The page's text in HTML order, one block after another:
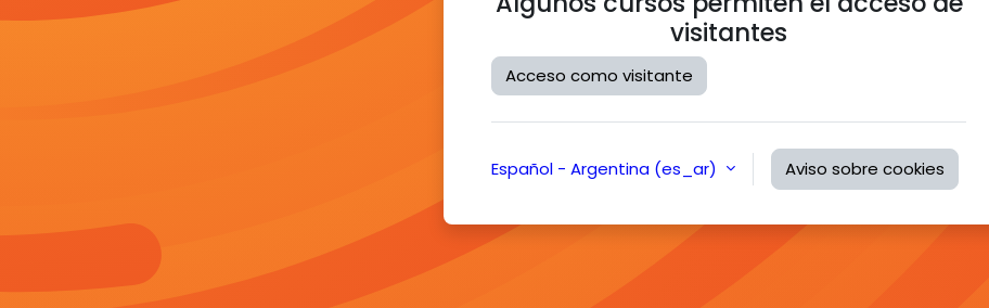
visitantes
Acceso como visitante
Español - Argentina ‎(es_ar)‎ Aviso sobre cookies